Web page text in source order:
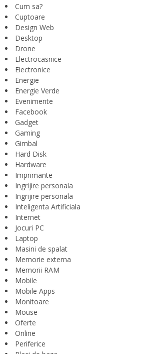
Cum sa?
Cuptoare
Design Web
Desktop
Drone
Electrocasnice
Electronice
Energie
Energie Verde
Evenimente
Facebook
Gadget
Gaming
Gimbal
Hard Disk
Hardware
Imprimante
Ingrijire personala
Ingrijire personala
Inteligenta Artificiala
Internet
Jocuri PC
Laptop
Masini de spalat
Memorie externa
Memorii RAM
Mobile
Mobile Apps
Monitoare
Mouse
Oferte
Online
Periferice